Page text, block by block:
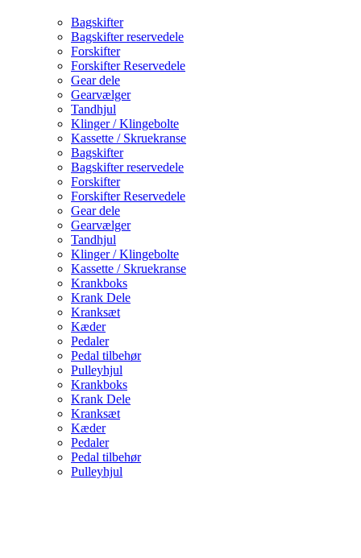
Bagskifter
Bagskifter reservedele
Forskifter
Forskifter Reservedele
Gear dele
Gearvælger
Tandhjul
Klinger / Klingebolte
Kassette / Skruekranse
Bagskifter
Bagskifter reservedele
Forskifter
Forskifter Reservedele
Gear dele
Gearvælger
Tandhjul
Klinger / Klingebolte
Kassette / Skruekranse
Krankboks
Krank Dele
Kranksæt
Kæder
Pedaler
Pedal tilbehør
Pulleyhjul
Krankboks
Krank Dele
Kranksæt
Kæder
Pedaler
Pedal tilbehør
Pulleyhjul